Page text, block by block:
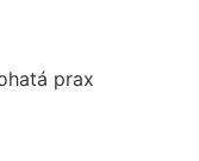
prax